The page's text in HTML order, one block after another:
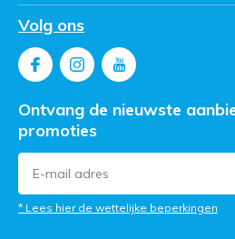
Volg ons
Ontvang de nieuwste
promoties
* Lees hier de wettelijke beperkingen